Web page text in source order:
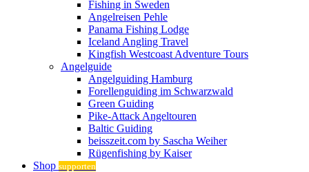
Fishing in Sweden
Angelreisen Pehle
Panama Fishing Lodge
Iceland Angling Travel
Kingfish Westcoast Adventure Tours
Angelguide
Angelguiding Hamburg
Forellenguiding im Schwarzwald
Green Guiding
Pike-Attack Angeltouren
Baltic Guiding
beisszeit.com by Sascha Weiher
Rügenfishing by Kaiser
Shop supporten